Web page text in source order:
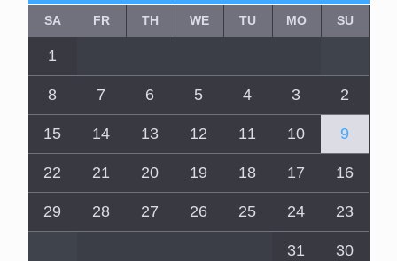
SU
MO
TU
WE
TH
FR
SA
1
2
3
4
5
6
7
8
9
10
11
12
13
14
15
16
17
18
19
20
21
22
23
24
25
26
27
28
29
30
31